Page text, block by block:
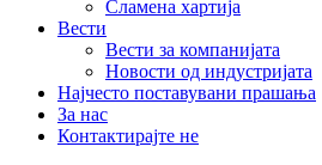
Сламена хартија
Вести
Вести за компанијата
Новости од индустријата
Најчесто поставувани прашања
За нас
Контактирајте не